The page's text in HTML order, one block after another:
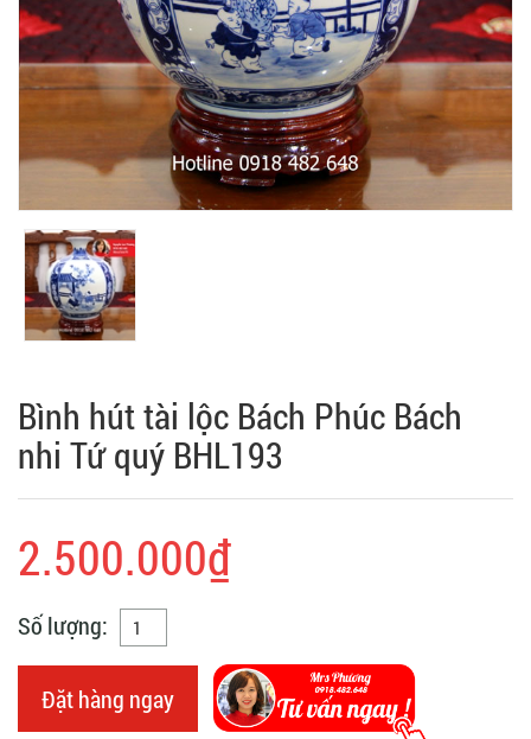
Bình hút tài lộc Bách Phúc Bách
nhi Tứ quý BHL193
2.500.000₫
Số lượng:
Đặt hàng ngay